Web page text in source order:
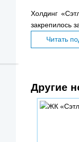
Холдинг
закрепилось
Читать
Другие